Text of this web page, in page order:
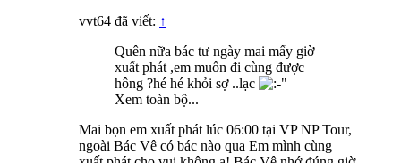
vvt64 đã viết: ↑
Quên nữa bác tư ngày mai mấy giờ
xuất phát ,em muốn đi cùng được
hông ?hé hé khỏi sợ ..lạc
Xem toàn bộ...
Mai bọn em xuất phát lúc 06:00 tại VP NP Tour,
ngoài Bác Vê có bác nào qua Em mình cùng